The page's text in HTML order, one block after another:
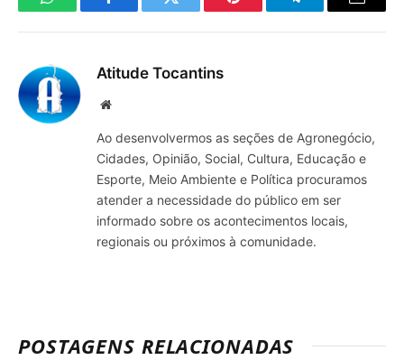
WhatsAppFacebookTwitter Pinterest TelegramaE-
Atitude Tocantins
Site
Ao desenvolvermos as seções de Agronegócio,
Cidades, Opinião, Social, Cultura, Educação e
Esporte, Meio Ambiente e Política procuramos
atender a necessidade do público em ser
informado sobre os acontecimentos locais,
regionais ou próximos à comunidade.
POSTAGENS RELACIONADAS